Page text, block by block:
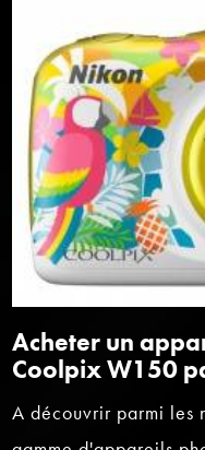
Acheter un
Coolpix W150
A découvrir parmi les